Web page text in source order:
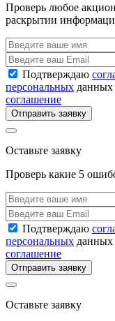
Проверь любое
раскрытии
Подтверждаю
персональных
соглашение
Отправить заявку
Оставьте заявку
Проверь какие 5
Подтверждаю
персональных
соглашение
Отправить заявку
Оставьте заявку